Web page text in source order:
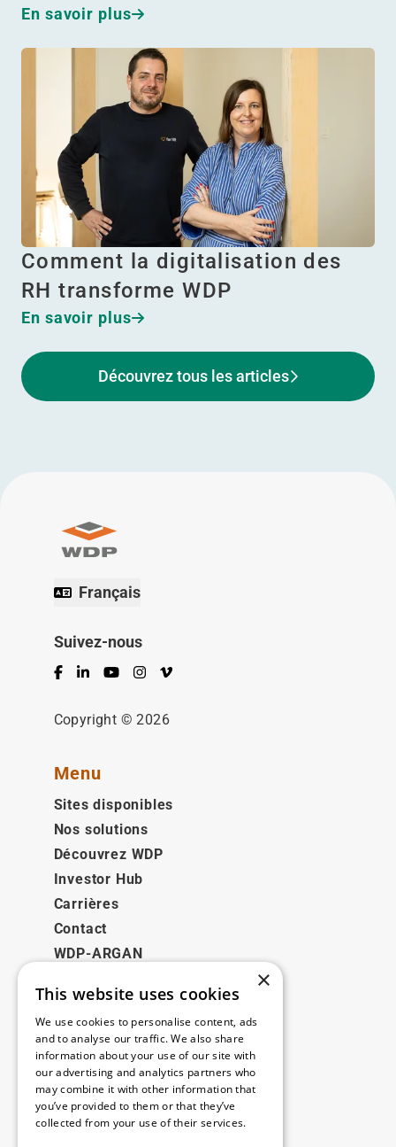
En savoir plus
Comment la digitalisation des
RH transforme WDP
En savoir plus
Découvrez tous les articles
Français
Suivez-nous
Facebook
LinkedInYouTubeInstagram
Vimeo
Copyright © 2026
Menu
Sites disponibles
Nos solutions
Découvrez WDP
Investor Hub
Carrières
Contact
WDP-ARGAN
Juridique
Disclaimer
Politique de confidentialité
Cookie Policy
×
This website uses cookies
We use cookies to personalise content, ads
and to analyse our traffic. We also share
information about your use of our site with
our advertising and analytics partners who
may combine it with other information that
you’ve provided to them or that they’ve
collected from your use of their services.